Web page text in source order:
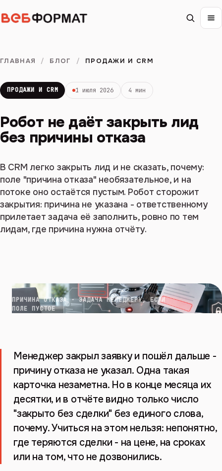
ГЛАВНАЯ / БЛОГ / ПРОДАЖИ И CRM
ПРОДАЖИ И CRM 1 июля 2026 4 мин
Робот не даёт закрыть лид
без причины отказа
В CRM легко закрыть лид и не сказать, почему:
поле "причина отказа" необязательное, и на
потоке оно остаётся пустым. Робот сторожит
закрытия: причина не указана - ответственному
прилетает задача её заполнить, ровно по тем
лидам, где причина нужна отчёту.
ПРИЧИНА ОТКАЗА · ЗАДАЧА МЕНЕДЖЕРУ, ЕСЛИ
ПОЛЕ ПУСТОЕ
Менеджер закрыл заявку и пошёл дальше -
причину отказа не указал. Одна такая
карточка незаметна. Но в конце месяца их
десятки, и в отчёте видно только число
"закрыто без сделки" без единого слова,
почему. Учиться на этом нельзя: непонятно,
где теряются сделки - на цене, на сроках
или на том, что не дозвонились.